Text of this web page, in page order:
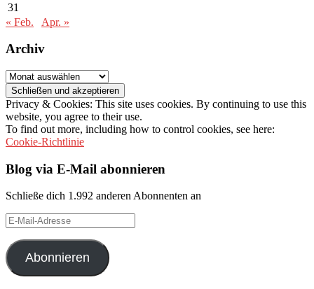
31
« Feb.
Apr. »
Archiv
Archiv
Privacy & Cookies: This site uses cookies. By continuing to use this
website, you agree to their use.
To find out more, including how to control cookies, see here:
Cookie-Richtlinie
Blog via E-Mail abonnieren
Schließe dich 1.992 anderen Abonnenten an
E-
Mail-
Adresse
Abonnieren